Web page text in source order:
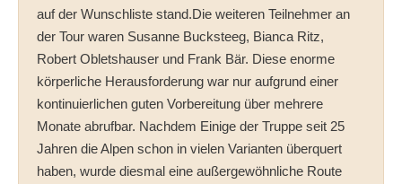
auf der Wunschliste stand.Die weiteren Teilnehmer an
der Tour waren Susanne Bucksteeg, Bianca Ritz,
Robert Obletshauser und Frank Bär. Diese enorme
körperliche Herausforderung war nur aufgrund einer
kontinuierlichen guten Vorbereitung über mehrere
Monate abrufbar. Nachdem Einige der Truppe seit 25
Jahren die Alpen schon in vielen Varianten überquert
haben, wurde diesmal eine außergewöhnliche Route